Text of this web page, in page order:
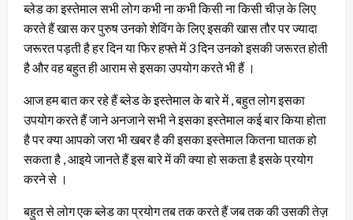
ब्लेड का इस्तेमाल सभी लोग कभी ना कभी किसी ना किसी चीज़ के लिए
करते हैं खास कर पुरुष उनको शेविंग के लिए इसकी खास तौर पर ज्यादा
जरूरत पड़ती है हर दिन या फिर हफ्ते में 3 दिन उनको इसकी जरूरत होती
है और वह बहुत ही आराम से इसका उपयोग करते भी हैं ।
आज हम बात कर रहे हैं ब्लेड के इस्तेमाल के बारे में , बहुत लोग इसका
उपयोग करते हैं जाने अनजाने सभी ने इसका इस्तेमाल कई बार किया होता
है पर क्या आपको जरा भी खबर है की इसका इस्तेमाल कितना घातक हो
सकता है , आइये जानते हैं इस बारे में की क्या हो सकता है इसके प्रयोग
करने से ।
बहुत से लोग एक ब्लेड का प्रयोग तब तक करते हैं जब तक की उसकी तेज़